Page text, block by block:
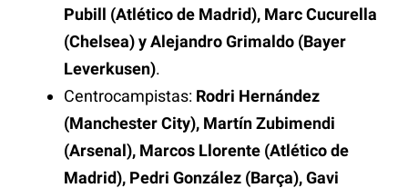
Pubill (Atlético de Madrid), Marc Cucurella
(Chelsea) y Alejandro Grimaldo (Bayer
Leverkusen).
Centrocampistas: Rodri Hernández
(Manchester City), Martín Zubimendi
(Arsenal), Marcos Llorente (Atlético de
Madrid), Pedri González (Barça), Gavi